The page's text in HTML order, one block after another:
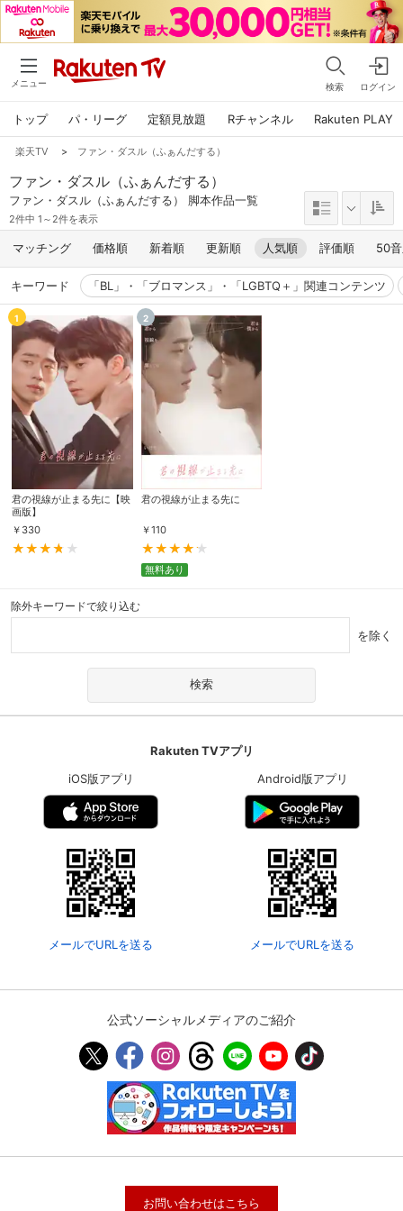
メニュー 検索 ログイン
トップ パ・リーグ 定額見放題 Rチャンネル Rakuten PLAY
楽天TV > ファン・ダスル（ふぁんだする）
ファン・ダスル（ふぁんだする）
ファン・ダスル（ふぁんだする） 脚本作品一覧
2件中 1～2件を表示
マッチング 価格順 新着順 更新順 人気順 評価順 50
キーワード 「BL」・「ブロマンス」・「LGBTQ＋」関連コンテンツ
1
君の視線が止まる先に【映
画版】
￥ 330
2
君の視線が止まる先に
￥110
無料あり
除外キーワードで絞り込む
を除く
Rakuten TVアプリ
iOS版アプリ
メールでURLを送る
Android版アプリ
メールでURLを送る
公式ソーシャルメディアのご紹介
お問い合わせはこちら